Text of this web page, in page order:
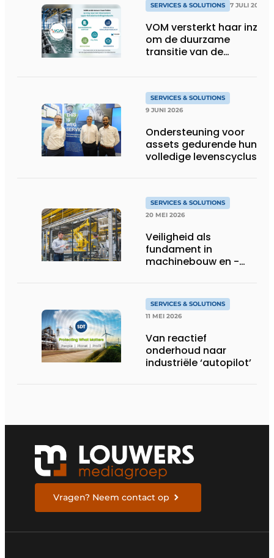
SERVICES & SOLUTIONS 7 JULI 2026
VOM versterkt haar inzet
om de duurzame
transitie van de
SERVICES & SOLUTIONS
9 JUNI 2026
Ondersteuning voor
assets gedurende hun
volledige levenscyclus
SERVICES & SOLUTIONS
20 MEI 2026
Veiligheid als
fundament in
machinebouw en -
SERVICES & SOLUTIONS
11 MEI 2026
Van reactief
onderhoud naar
industriële ‘autopilot’
Vragen? Neem contact op